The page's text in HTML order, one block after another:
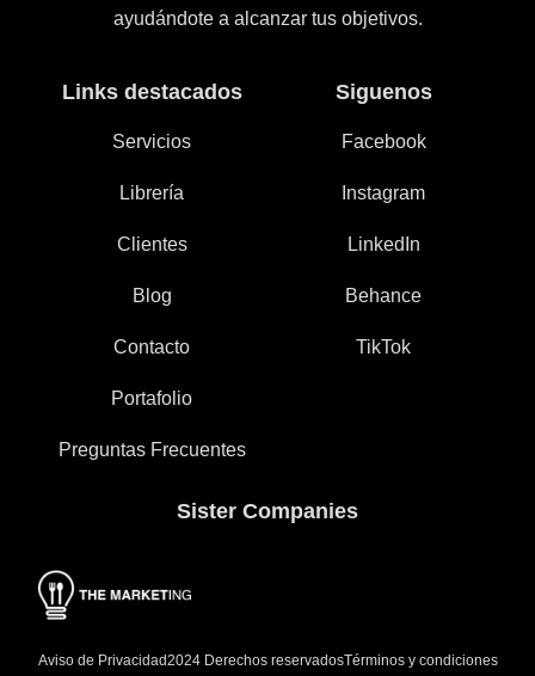
ayudándote a alcanzar tus objetivos.
Links destacados
Servicios
Librería
Clientes
Blog
Contacto
Portafolio
Preguntas Frecuentes
Siguenos
Facebook
Instagram
LinkedIn
Behance
TikTok
Sister Companies
Aviso de Privacidad2024 Derechos reservadosTérminos y condiciones